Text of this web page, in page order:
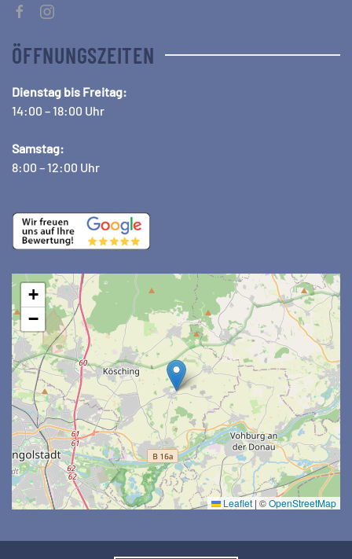
ÖFFNUNGSZEITEN
Dienstag bis Freitag:
14:00 – 18:00 Uhr
Samstag:
8:00 – 12:00 Uhr
+
−
Leaflet | ©OpenStreetMap